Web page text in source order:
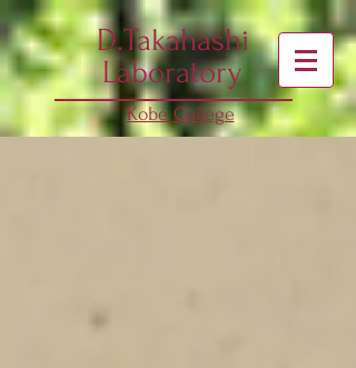
D.Takahashi
Laboratory
Kobe College